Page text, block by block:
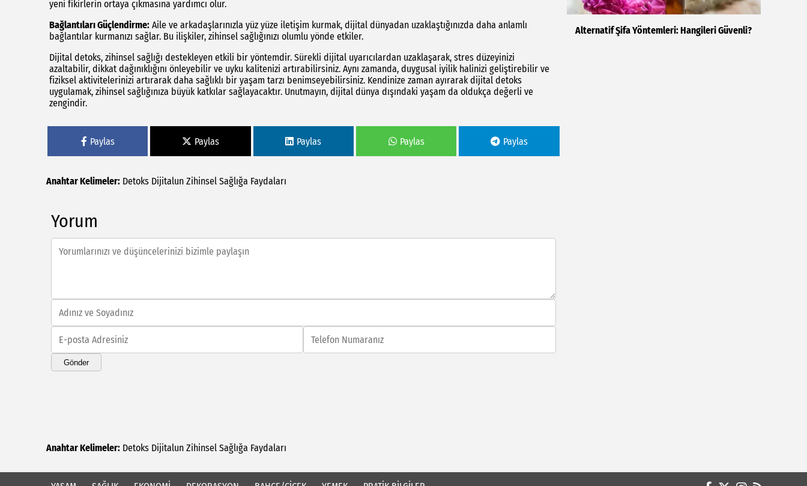
yeni fikirlerin ortaya çıkmasına yardımcı olur.
Bağlantıları Güçlendirme: Aile ve arkadaşlarınızla yüz yüze iletişim kurmak, dijital dünyadan uzaklaştığınızda daha anlamlı
bağlantılar kurmanızı sağlar. Bu ilişkiler, zihinsel sağlığınızı olumlu yönde etkiler.
Dijital detoks, zihinsel sağlığı destekleyen etkili bir yöntemdir. Sürekli dijital uyarıcılardan uzaklaşarak, stres düzeyinizi
azaltabilir, dikkat dağınıklığını önleyebilir ve uyku kalitenizi artırabilirsiniz. Aynı zamanda, duygusal iyilik halinizi geliştirebilir ve
fiziksel aktivitelerinizi artırarak daha sağlıklı bir yaşam tarzı benimseyebilirsiniz. Kendinize zaman ayırarak dijital detoks
uygulamak, zihinsel sağlığınıza büyük katkılar sağlayacaktır. Unutmayın, dijital dünya dışındaki yaşam da oldukça değerli ve
zengindir.
Paylas Paylas Paylas Paylas Paylas
Anahtar Kelimeler: Detoks Dijitalun Zihinsel Sağlığa Faydaları
Yorum
Gönder
Anahtar Kelimeler: Detoks Dijitalun Zihinsel Sağlığa Faydaları
Alternatif Şifa Yöntemleri: Hangileri Güvenli?